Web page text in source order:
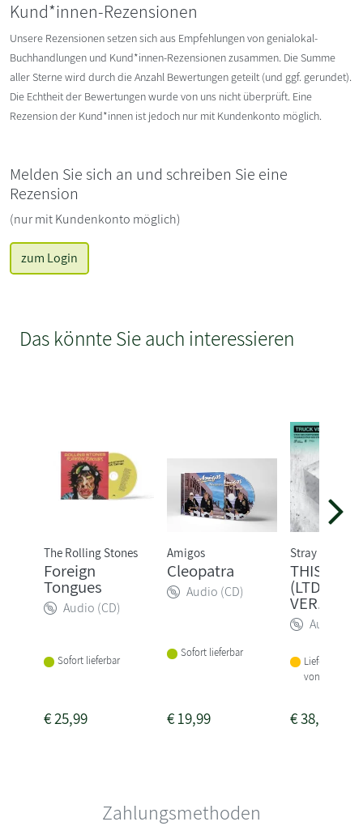
Kund*innen-Rezensionen
Unsere Rezensionen setzen sich aus Empfehlungen von genialokal-
Buchhandlungen und Kund*innen-Rezensionen zusammen. Die Summe
aller Sterne wird durch die Anzahl Bewertungen geteilt (und ggf. gerundet).
Die Echtheit der Bewertungen wurde von uns nicht überprüft. Eine
Rezension der Kund*innen ist jedoch nur mit Kundenkonto möglich.
Melden Sie sich an und schreiben Sie eine
Rezension
(nur mit Kundenkonto möglich)
zum Login
Das könnte Sie auch interessieren
The Rolling Stones
Foreign
Tongues
Audio (CD)
Sofort lieferbar
€25,99
Amigos
Cleopatra
Audio (CD)
Sofort lieferbar
€19,99
Stray Kids
THIS &
(LTD.
VER.)
Audio
Lieferbar
von 1-2
€38,99
Zahlungsmethoden